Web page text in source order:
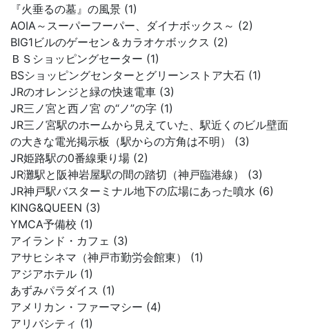
『火垂るの墓』の風景 (1)
AOIA～スーパーフーパー、ダイナボックス～ (2)
BIG1ビルのゲーセン＆カラオケボックス (2)
ＢＳショッピングセーター (1)
BSショッピングセンターとグリーンストア大石 (1)
JRのオレンジと緑の快速電車 (3)
JR三ノ宮と西ノ宮 の“ノ”の字 (1)
JR三ノ宮駅のホームから見えていた、駅近くのビル壁面
の大きな電光掲示板（駅からの方角は不明） (3)
JR姫路駅の0番線乗り場 (2)
JR灘駅と阪神岩屋駅の間の踏切（神戸臨港線） (3)
JR神戸駅バスターミナル地下の広場にあった噴水 (6)
KING&QUEEN (3)
YMCA予備校 (1)
アイランド・カフェ (3)
アサヒシネマ（神戸市勤労会館東） (1)
アジアホテル (1)
あずみパラダイス (1)
アメリカン・ファーマシー (4)
アリバシティ (1)